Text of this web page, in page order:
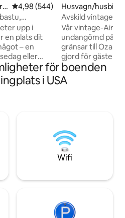
4,98 av 5 i genomsnittligt
4,98 (544)
upp i
en plats dit
– en
eller
har
av
en ytterdörr
med
15 minuter
långt
Husvagn/husbil i
Avskild vintage-
bubbelpool
Vår vintage-
undangömd på 5
gränsar till Ozark
gjord för gäster
morgnar,
skogen och en
själva. Detta är
avkopplande semester. Njut
uteplatsen,
tillgång till
körningar och
för boenden
i USA
Wifi